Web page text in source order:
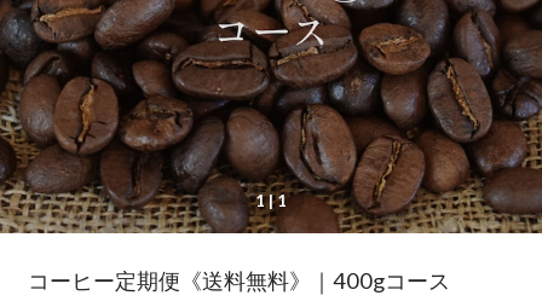
1| 1
コーヒー定期便《送料無料》｜400gコース